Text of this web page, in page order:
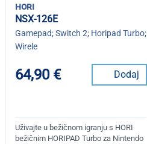
hori
NSX-126E
Gamepad; Switch 2; Horipad Turbo;
Wirele
64,90 € Dodaj
Uživajte u bežičnom igranju s HORI
bežičnim HORIPAD Turbo za Nintendo